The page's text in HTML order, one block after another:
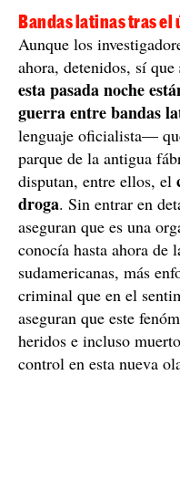
Bandas latinas tras
Aunque los
ahora, detenidos, sí que
esta pasada noche
guerra entre bandas
lenguaje oficialista—
parque de la antigua
disputan, entre ellos, el
droga. Sin entrar en
aseguran que es una
conocía hasta ahora de
sudamericanas, más
criminal que en el
aseguran que este
heridos e incluso
control en esta nueva